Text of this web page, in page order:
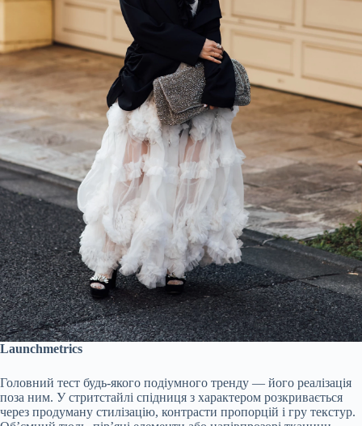
Launchmetrics
Головний тест будь-якого подіумного тренду — його реалізація
поза ним. У стритстайлі спідниця з характером розкривається
через продуману стилізацію, контрасти пропорцій і гру текстур.